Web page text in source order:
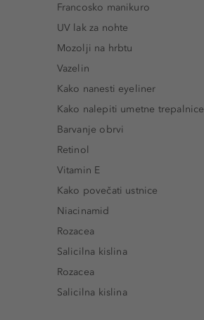
Francosko manikuro
UV lak za nohte
Mozolji na hrbtu
Vazelin
Kako nanesti eyeliner
Kako nalepiti umetne trepalnice
Barvanje obrvi
Retinol
Vitamin E
Kako povečati ustnice
Niacinamid
Rozacea
Salicilna kislina
Rozacea
Salicilna kislina